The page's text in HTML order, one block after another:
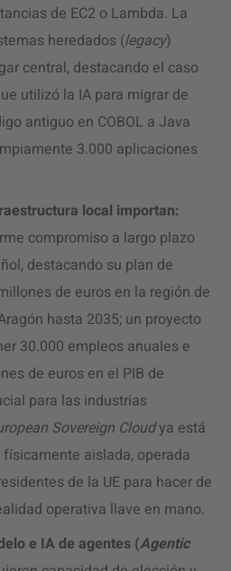
de EC2 o Lambda. La
heredados (legacy)
central, destacando el caso
utilizó la IA para migrar de
antiguo en COBOL a Java
3.000 aplicaciones
local importan:
compromiso a largo plazo
destacando su plan de
de euros en la región de
hasta 2035; un proyecto
30.000 empleos anuales e
de euros en el PIB de
para las industrias
Sovereign Cloudya está
aislada, operada
de la UE para hacer de
operativa llave en mano.
e IA de agentes (Agentic